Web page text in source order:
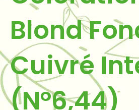
Blond
Cuivré
(n°6,44)